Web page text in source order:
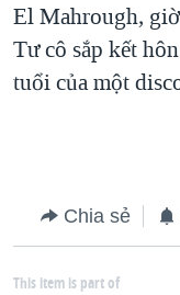
El Mahrough,
Tư cô sắp kết
tuổi của một
Chia sẻ
This item is part of